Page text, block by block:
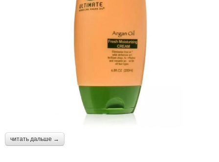
читать дальше →